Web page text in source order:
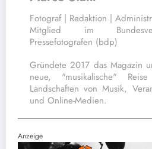
Fotograf | Redaktion |
Mitglied im
Pressefotografen (bdp)
Gründete 2017 das Magazin
neue, "musikalische"
Landschaften von Musik,
und Online-Medien.
Anzeige